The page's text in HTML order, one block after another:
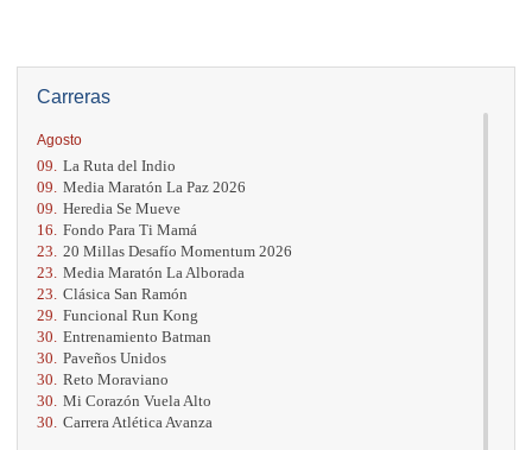
Carreras
Agosto
09. La Ruta del Indio
09. Media Maratón La Paz 2026
09. Heredia Se Mueve
16. Fondo Para Ti Mamá
23. 20 Millas Desafío Momentum 2026
23. Media Maratón La Alborada
23. Clásica San Ramón
29. Funcional Run Kong
30. Entrenamiento Batman
30. Paveños Unidos
30. Reto Moraviano
30. Mi Corazón Vuela Alto
30. Carrera Atlética Avanza